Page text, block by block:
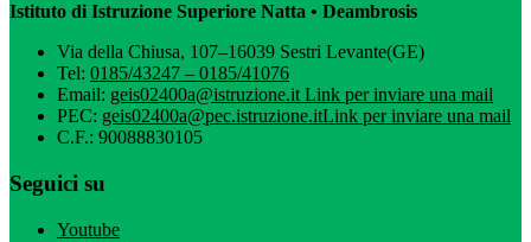
Istituto di Istruzione Superiore Natta • Deambrosis
Via della Chiusa, 107–16039 Sestri Levante(GE)
Tel: 0185/43247 – 0185/41076
Email: geis02400a@istruzione.itLink per inviare una mail
PEC: geis02400a@pec.istruzione.itLink per inviare una mail
C.F.: 90088830105
Seguici su
Youtube